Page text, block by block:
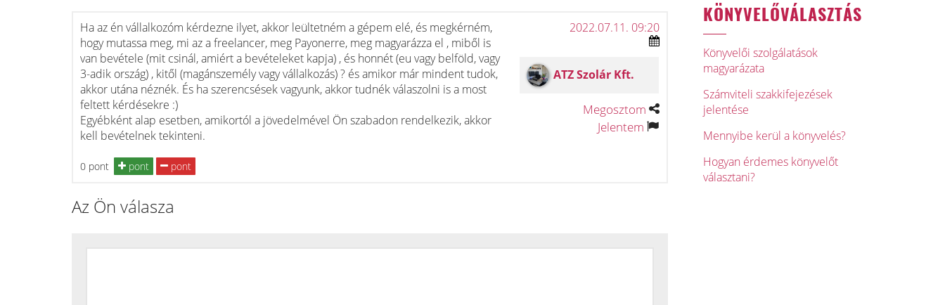
Ha az én vállalkozóm kérdezne ilyet, akkor leültetném a gépem elé, és megkérném,
hogy mutassa meg, mi az a freelancer, meg Payonerre, meg magyarázza el , miből is
van bevétele (mit csinál, amiért a bevételeket kapja) , és honnét (eu vagy belföld, vagy
3-adik ország) , kitől (magánszemély vagy vállalkozás) ? és amikor már mindent tudok,
akkor utána néznék. És ha szerencsések vagyunk, akkor tudnék válaszolni is a most
feltett kérdésekre :)
Egyébként alap esetben, amikortól a jövedelmével Ön szabadon rendelkezik, akkor
kell bevételnek tekinteni.
0 pont pont pont
2022.07.11. 09:20
ATZ Szolár Kft.
Megosztom
Jelentem
Az Ön válasza
KÖNYVELŐVÁLASZTÁS
Könyvelői szolgálatások
magyarázata
Számviteli szakkifejezések
jelentése
Mennyibe kerül a könyvelés?
Hogyan érdemes könyvelőt
választani?